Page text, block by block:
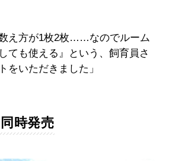
え方が1枚2枚……なのでルーム
ても使える』という、飼育員さ
をいただきました」
時発売